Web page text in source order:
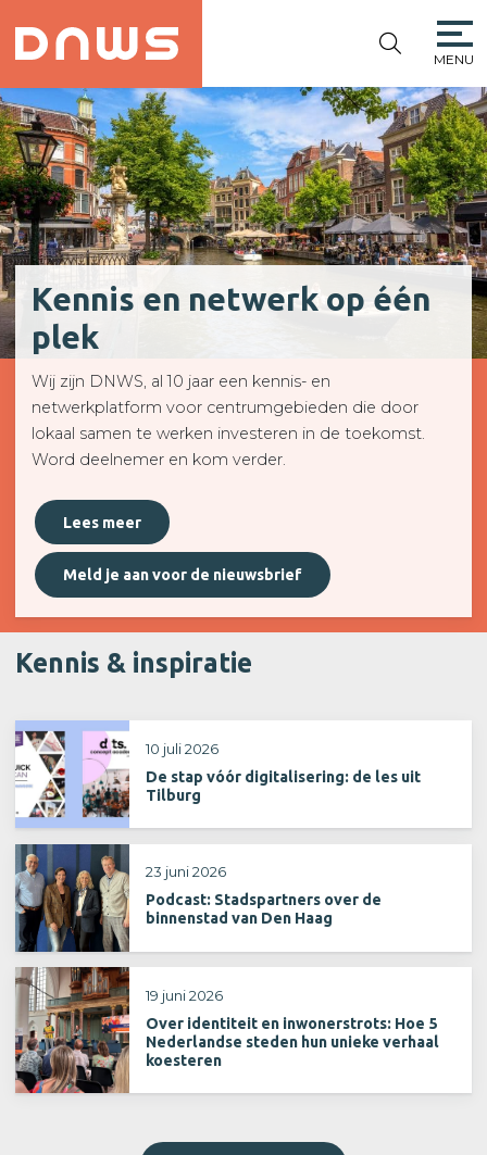
NIEUWE
WINKELSTRAAT
Platform De Nieuwe MENU
Kennis en netwerk op één
plek
Wij zijn DNWS, al 10 jaar een kennis- en
netwerkplatform voor centrumgebieden die door
lokaal samen te werken investeren in de toekomst.
Word deelnemer en kom verder.
Lees meer
Meld je aan voor de nieuwsbrief
Kennis & inspiratie
De stap vóór digitalisering: de les uit
Tilburg
10 juli 2026
Podcast: Stadspartners over de
binnenstad van Den Haag
23 juni 2026
Over identiteit en inwonerstrots: Hoe 5
Nederlandse steden hun unieke verhaal
koesteren
19 juni 2026